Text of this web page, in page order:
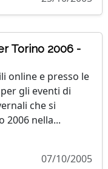
Torino 2006 -
online e presso le
gli eventi di
che si
2006 nella...
07/10/2005